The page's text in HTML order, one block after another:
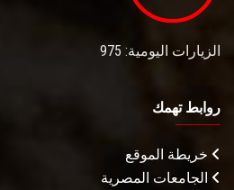
الزيارات اليومية: 975
روابط تهمك
خريطة الموقع
الجامعات المصرية